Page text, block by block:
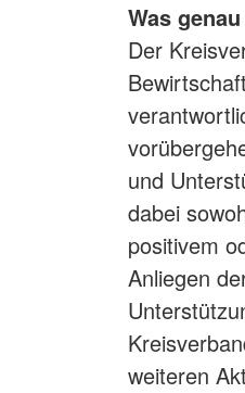
Was
Der
und
dabei
positivem
Anliegen
weiteren